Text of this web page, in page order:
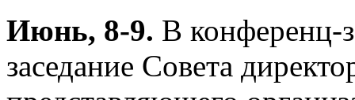
Июнь, 8-9. В конференц-
заседание Совета